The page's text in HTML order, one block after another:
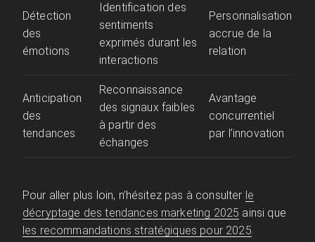
Détection
des
émotions
Identification des
sentiments
exprimés durant les
interactions
Personnalisation
accrue de la
relation
Anticipation
des
tendances
Reconnaissance
des signaux faibles
à partir des
échanges
Avantage
concurrentiel
par l’innovation
Pour aller plus loin, n’hésitez pas à consulter le
décryptage des tendances marketing 2025 ainsi que
les recommandations stratégiques pour 2025.